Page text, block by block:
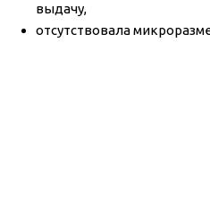
выдачу,
отсутствовала